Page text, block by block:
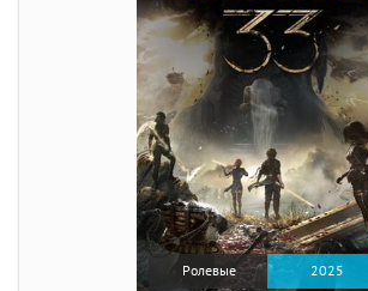
Ролевые 2025